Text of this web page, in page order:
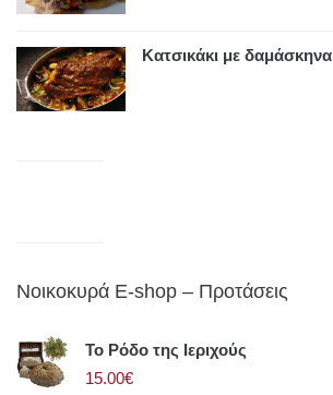
Κατσικάκι με δαμάσκηνα
Νοικοκυρά E-shop – Προτάσεις
Το Ρόδο της Ιεριχούς
15.00€